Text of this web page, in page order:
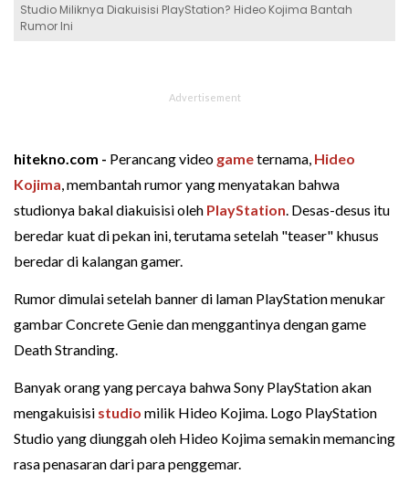
Studio Miliknya Diakuisisi PlayStation? Hideo Kojima Bantah
Rumor Ini
hitekno.com - Perancang video gameternama, Hideo
Kojima, membantah rumor yang menyatakan bahwa
studionya bakal diakuisisi oleh PlayStation. Desas-desus itu
beredar kuat di pekan ini, terutama setelah "teaser" khusus
beredar di kalangan gamer.
Rumor dimulai setelah banner di laman PlayStation menukar
gambar Concrete Genie dan menggantinya dengan game
Death Stranding.
Banyak orang yang percaya bahwa Sony PlayStation akan
mengakuisisi studio milik Hideo Kojima. Logo PlayStation
Studio yang diunggah oleh Hideo Kojima semakin memancing
rasa penasaran dari para penggemar.